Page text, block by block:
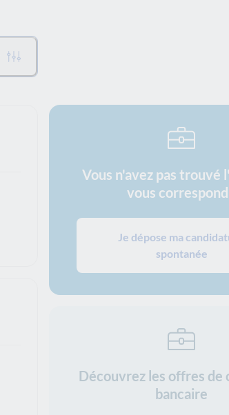
Vous n'avez pas trouvé
vous correspond
Je dépose ma
spontanée
Découvrez les offres de
bancaire